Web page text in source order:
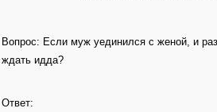
Вопрос: Если муж уединился с женой, и
ждать идда?
Ответ: